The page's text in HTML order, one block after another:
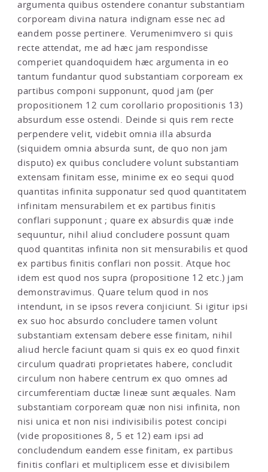
argumenta quibus ostendere conantur substantiam
corpoream divina natura indignam esse nec ad
eandem posse pertinere. Verumenimvero si quis
recte attendat, me ad hæc jam respondisse
comperiet quandoquidem hæc argumenta in eo
tantum fundantur quod substantiam corpoream ex
partibus componi supponunt, quod jam (per
propositionem 12 cum corollario propositionis 13)
absurdum esse ostendi. Deinde si quis rem recte
perpendere velit, videbit omnia illa absurda
(siquidem omnia absurda sunt, de quo non jam
disputo) ex quibus concludere volunt substantiam
extensam finitam esse, minime ex eo sequi quod
quantitas infinita supponatur sed quod quantitatem
infinitam mensurabilem et ex partibus finitis
conflari supponunt ; quare ex absurdis quæ inde
sequuntur, nihil aliud concludere possunt quam
quod quantitas infinita non sit mensurabilis et quod
ex partibus finitis conflari non possit. Atque hoc
idem est quod nos supra (propositione 12 etc.) jam
demonstravimus. Quare telum quod in nos
intendunt, in se ipsos revera conjiciunt. Si igitur ipsi
ex suo hoc absurdo concludere tamen volunt
substantiam extensam debere esse finitam, nihil
aliud hercle faciunt quam si quis ex eo quod finxit
circulum quadrati proprietates habere, concludit
circulum non habere centrum ex quo omnes ad
circumferentiam ductæ lineæ sunt æquales. Nam
substantiam corpoream quæ non nisi infinita, non
nisi unica et non nisi indivisibilis potest concipi
(vide propositiones 8, 5 et 12) eam ipsi ad
concludendum eandem esse finitam, ex partibus
finitis conflari et multiplicem esse et divisibilem